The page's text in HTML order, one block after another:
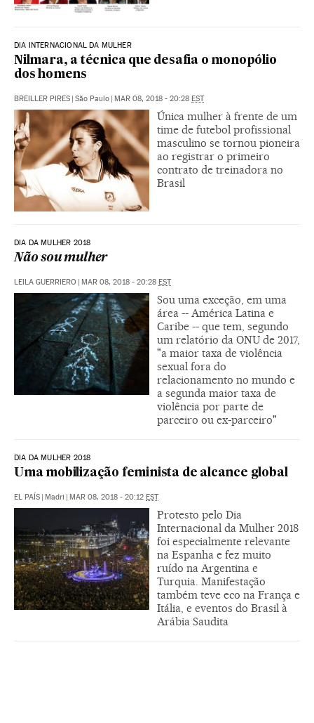
DIA INTERNACIONAL DA MULHER
Nilmara, a técnica que desafia o monopólio
dos homens
BREILLER PIRES | São Paulo | MAR 08, 2018 - 20:28 EST
Única mulher à frente de um
time de futebol profissional
masculino se tornou pioneira
ao registrar o primeiro
contrato de treinadora no
Brasil
DIA DA MULHER 2018
Não sou mulher
LEILA GUERRIERO | MAR 08, 2018 - 20:28 EST
Sou uma exceção, em uma
área -- América Latina e
Caribe -- que tem, segundo
um relatório da ONU de 2017,
"a maior taxa de violência
sexual fora do
relacionamento no mundo e
a segunda maior taxa de
violência por parte de
parceiro ou ex-parceiro"
DIA DA MULHER 2018
Uma mobilização feminista de alcance global
EL PAÍS | Madri | MAR 08, 2018 - 20:12 EST
Protesto pelo Dia
Internacional da Mulher 2018
foi especialmente relevante
na Espanha e fez muito
ruído na Argentina e
Turquia. Manifestação
também teve eco na França e
Itália, e eventos do Brasil à
Arábia Saudita